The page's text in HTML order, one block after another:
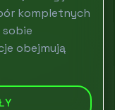
kompletnych
obejmują